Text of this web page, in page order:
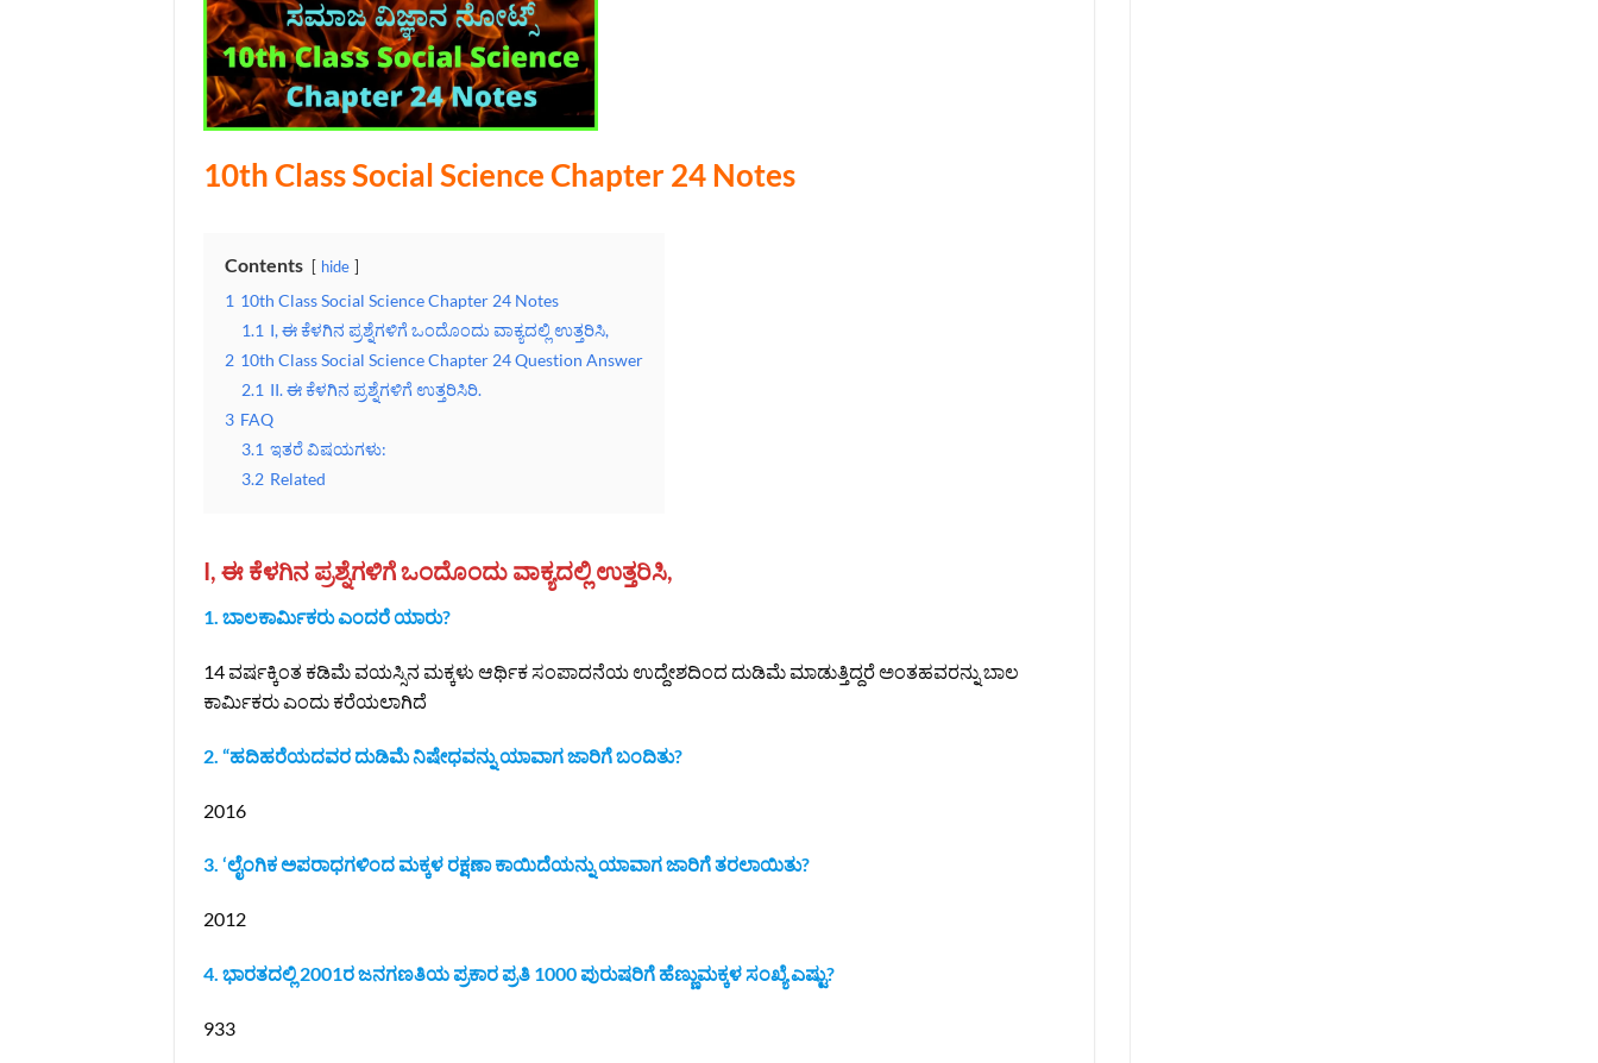
10th Class Social Science Chapter 24 Notes
Contents hide
1 10th Class Social Science Chapter 24 Notes
1.1 I, ಈ ಕೆಳಗಿನ ಪ್ರಶ್ನೆಗಳಿಗೆ ಒಂದೊಂದು ವಾಕ್ಯದಲ್ಲಿ ಉತ್ತರಿಸಿ,
2 10th Class Social Science Chapter 24 Question Answer
2.1 II. ಈ ಕೆಳಗಿನ ಪ್ರಶ್ನೆಗಳಿಗೆ ಉತ್ತರಿಸಿರಿ.
3 FAQ
3.1 ಇತರೆ ವಿಷಯಗಳು:
3.2 Related
I, ಈ ಕೆಳಗಿನ ಪ್ರಶ್ನೆಗಳಿಗೆ ಒಂದೊಂದು ವಾಕ್ಯದಲ್ಲಿ ಉತ್ತರಿಸಿ,
1. ಬಾಲಕಾರ್ಮಿಕರು ಎಂದರೆ ಯಾರು?
14 ವರ್ಷಕ್ಕಿಂತ ಕಡಿಮೆ ವಯಸ್ಸಿನ ಮಕ್ಕಳು ಆರ್ಥಿಕ ಸಂಪಾದನೆಯ ಉದ್ದೇಶದಿಂದ ದುಡಿಮೆ ಮಾಡುತ್ತಿದ್ದರೆ ಅಂತಹವರನ್ನು ಬಾಲ
ಕಾರ್ಮಿಕರು ಎಂದು ಕರೆಯಲಾಗಿದೆ
2. “ಹದಿಹರೆಯದವರ ದುಡಿಮೆ ನಿಷೇಧವನ್ನು ಯಾವಾಗ ಜಾರಿಗೆ ಬಂದಿತು?
2016
3. ‘ಲೈಂಗಿಕ ಅಪರಾಧಗಳಿಂದ ಮಕ್ಕಳ ರಕ್ಷಣಾ ಕಾಯಿದೆಯನ್ನು ಯಾವಾಗ ಜಾರಿಗೆ ತರಲಾಯಿತು?
2012
4. ಭಾರತದಲ್ಲಿ 2001ರ ಜನಗಣತಿಯ ಪ್ರಕಾರ ಪ್ರತಿ 1000 ಪುರುಷರಿಗೆ ಹೆಣ್ಣುಮಕ್ಕಳ ಸಂಖ್ಯೆ ಎಷ್ಟು?
933